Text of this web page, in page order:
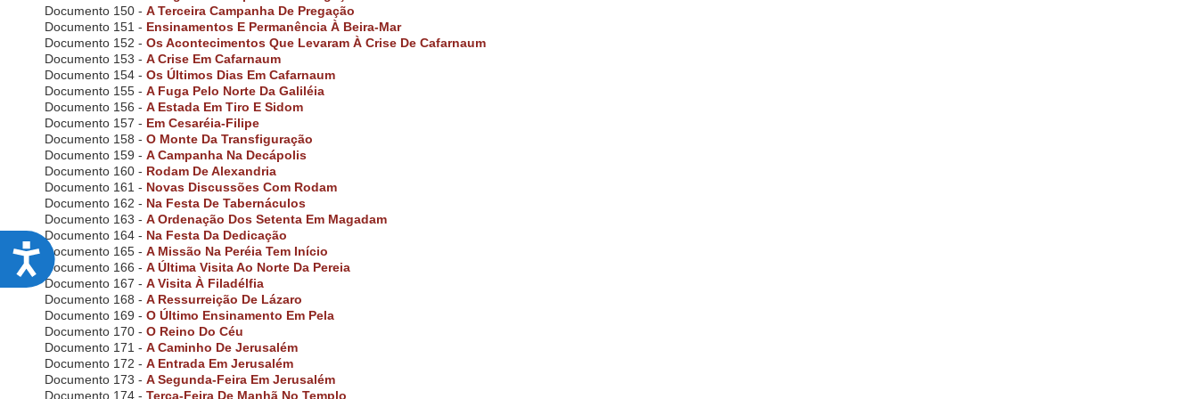
A
c
c
e
s
s
Documento 150 - A Terceira Campanha De Pregação
Documento 151 - Ensinamentos E Permanência À Beira-Mar
Documento 152 - Os Acontecimentos Que Levaram À Crise De Cafarnaum
Documento 153 - A Crise Em Cafarnaum
Documento 154 - Os Últimos Dias Em Cafarnaum
Documento 155 - A Fuga Pelo Norte Da Galiléia
Documento 156 - A Estada Em Tiro E Sidom
Documento 157 - Em Cesaréia-Filipe
Documento 158 - O Monte Da Transfiguração
Documento 159 - A Campanha Na Decápolis
Documento 160 - Rodam De Alexandria
Documento 161 - Novas Discussões Com Rodam
Documento 162 - Na Festa De Tabernáculos
Documento 163 - A Ordenação Dos Setenta Em Magadam
Documento 164 - Na Festa Da Dedicação
Documento 165 - A Missão Na Peréia Tem Início
Documento 166 - A Última Visita Ao Norte Da Pereia
Documento 167 - A Visita À Filadélfia
Documento 168 - A Ressurreição De Lázaro
Documento 169 - O Último Ensinamento Em Pela
Documento 170 - O Reino Do Céu
Documento 171 - A Caminho De Jerusalém
Documento 172 - A Entrada Em Jerusalém
Documento 173 - A Segunda-Feira Em Jerusalém
Documento 174 - Terça-Feira De Manhã No Templo